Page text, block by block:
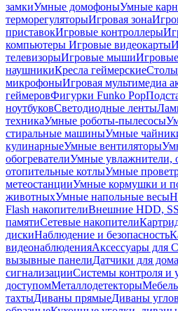
замкиУмные домофоныУмные
терморегуляторыИгровая зона
приставокИгровые контроллеры
компьютеры Игровые видеокарты
телевизорыИгровые мыши
наушникиКресла геймерскиеСтолы
микрофоныИгровая мультимедиа
геймеровФигурки Funko Pop
ноутбуковСветодиодные ленты
техникаУмные роботы-пылесосы
стиральные машиныУмные
кулинарныеУмные вентиляторы
обогревателиУмные увлажнители,
отопительные котлыУмные
метеостанцииУмные кормушки и
животныхУмные напольные весы
Flash накопителиВнешние HDD,
памятиСетевые накопители
дискиНаблюдение и безопасность
видеонаблюденияАксессуары для
вызывные панелиДатчики для дома
сигнализацииСистемы контроля и
доступомМеталлодетекторыМебель
тахтыДиваны прямыеДиваны